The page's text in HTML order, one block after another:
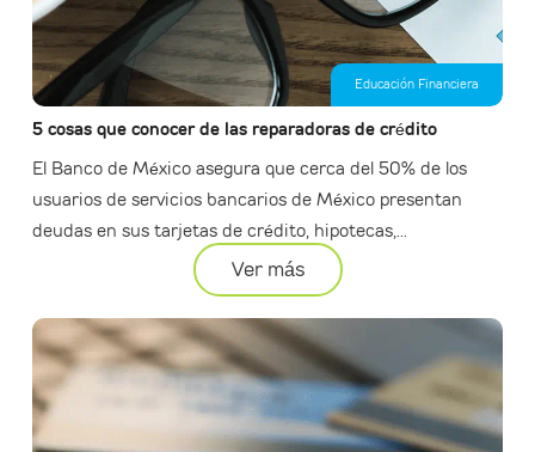
Educación Financiera
5 cosas que conocer de las reparadoras de crédito
El Banco de México asegura que cerca del 50% de los
usuarios de servicios bancarios de México presentan
deudas en sus tarjetas de crédito, hipotecas,...
Ver más